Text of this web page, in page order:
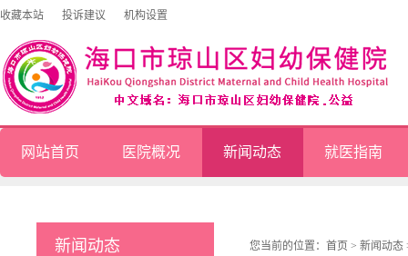
收藏本站 投诉建议 机构设置
网站首页 医院概况 新闻动态 就医指南
新闻动态 您当前的位置： 首页 > 新闻动态